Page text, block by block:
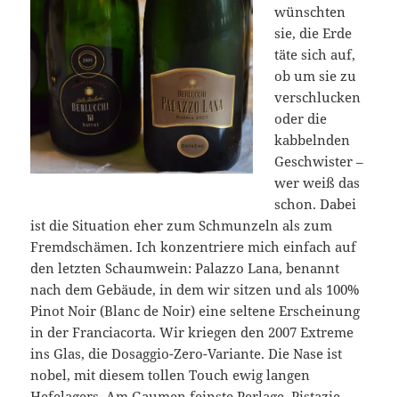
wünschten
sie, die Erde
täte sich auf,
ob um sie zu
verschlucken
oder die
kabbelnden
Geschwister –
wer weiß das
schon. Dabei
ist die Situation eher zum Schmunzeln als zum
Fremdschämen. Ich konzentriere mich einfach auf
den letzten Schaumwein: Palazzo Lana, benannt
nach dem Gebäude, in dem wir sitzen und als 100%
Pinot Noir (Blanc de Noir) eine seltene Erscheinung
in der Franciacorta. Wir kriegen den 2007 Extreme
ins Glas, die Dosaggio-Zero-Variante. Die Nase ist
nobel, mit diesem tollen Touch ewig langen